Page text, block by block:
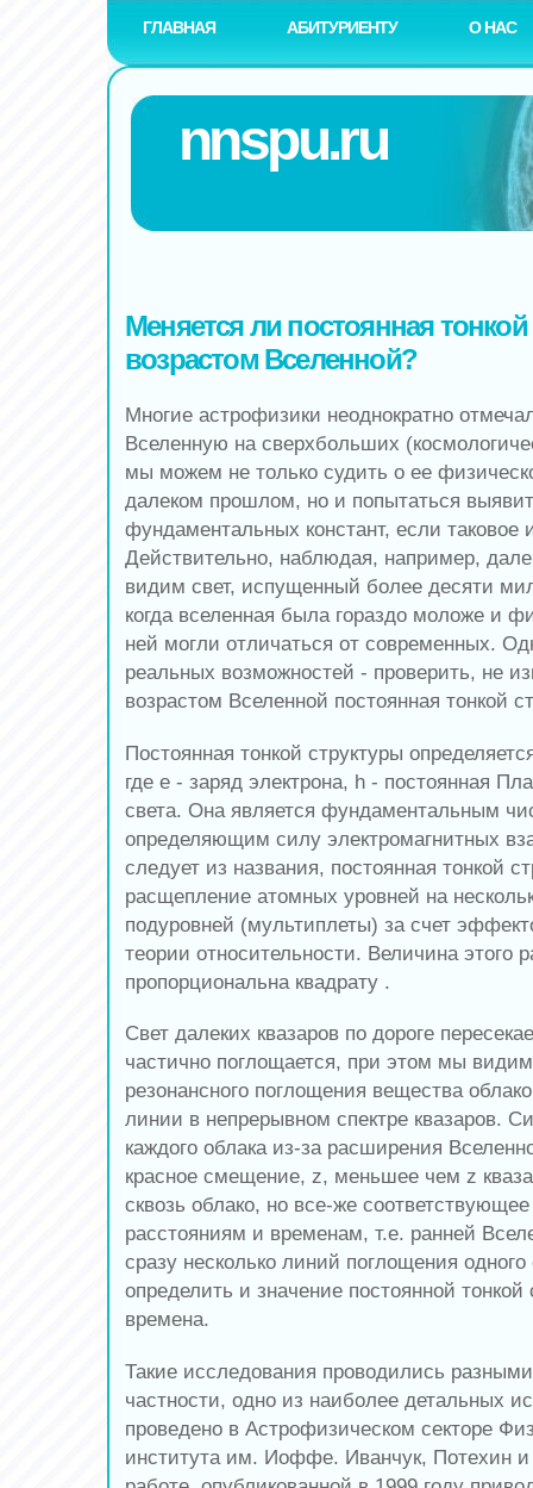
ГЛАВНАЯ АБИТУРИЕНТУ О НАС
nnspu.ru
Меняется ли постоянная
возрастом Вселенной?
Многие астрофизики неоднократно
Вселенную на сверхбольших
мы можем не только судить о ее
далеком прошлом, но и попытаться
фундаментальных констант, если таковое
Действительно, наблюдая, например,
видим свет, испущенный более десяти
когда вселенная была гораздо моложе и
ней могли отличаться от современных.
реальных возможностей - проверить, не
возрастом Вселенной постоянная тонкой
Постоянная тонкой структуры
где e - заряд электрона, h - постоянная
света. Она является фундаментальным
определяющим силу электромагнитных
следует из названия, постоянная тонкой
расщепление атомных уровней на
подуровней (мультиплеты) за счет
теории относительности. Величина этого
пропорциональна квадрату .
Свет далеких квазаров по дороге
частично поглощается, при этом мы
резонансного поглощения вещества
линии в непрерывном спектре квазаров.
каждого облака из-за расширения
красное смещение, z, меньшее чем z
сквозь облако, но все-же
расстояниям и временам, т.е. ранней
сразу несколько линий поглощения
определить и значение постоянной тонкой
времена.
Такие исследования проводились
частности, одно из наиболее детальных
проведено в Астрофизическом секторе
института им. Иоффе. Иванчук, Потехин